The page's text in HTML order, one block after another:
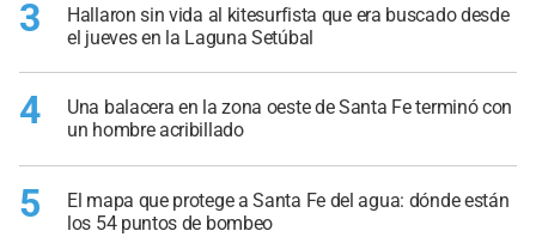
3
Hallaron sin vida al kitesurfista que era buscado desde
el jueves en la Laguna Setúbal
4
Una balacera en la zona oeste de Santa Fe terminó con
un hombre acribillado
5
El mapa que protege a Santa Fe del agua: dónde están
los 54 puntos de bombeo